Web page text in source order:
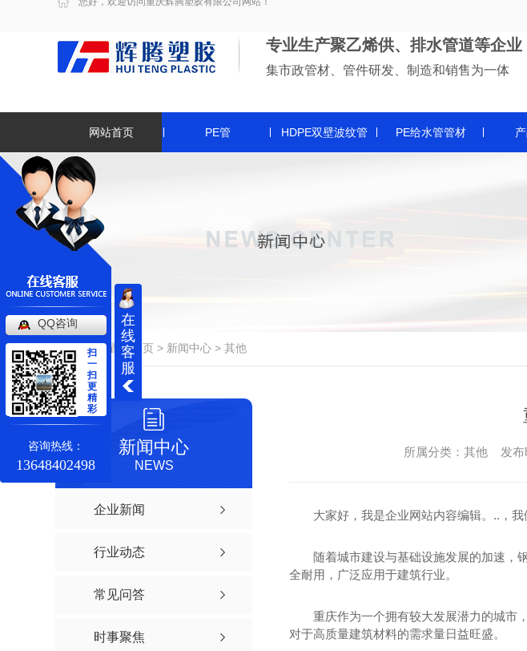
专业生产聚乙烯供、排水管道等企业
集市政管材、管件研发、制造和销售为一体
网站首页 PE管 HDPE双壁波纹管 PE给水管管材
当前位置：首页 > 新闻中心 > 其他
新闻中心
NEWS
企业新闻
行业动态
常见问答
时事聚焦
所属分类：其他 发布
大家好，我是企业网站内容编辑。..，
随着城市建设与基础设施发展的加速，
全耐用，广泛应用于建筑行业。
重庆作为一个拥有较大发展潜力的城市
对于高质量建筑材料的需求量日益旺盛。
在
线
客
服
QQ咨询
扫
一
扫
更
精
彩
咨询热线：
13648402498